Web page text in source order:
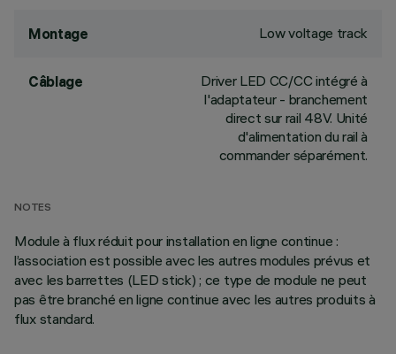
Montage Low voltage track
Câblage
Driver LED CC/CC intégré à
l'adaptateur - branchement
direct sur rail 48V. Unité
d'alimentation du rail à
commander séparément.
NOTES
Module à flux réduit pour installation en ligne continue :
l’association est possible avec les autres modules prévus et
avec les barrettes (LED stick) ; ce type de module ne peut
pas être branché en ligne continue avec les autres produits à
flux standard.